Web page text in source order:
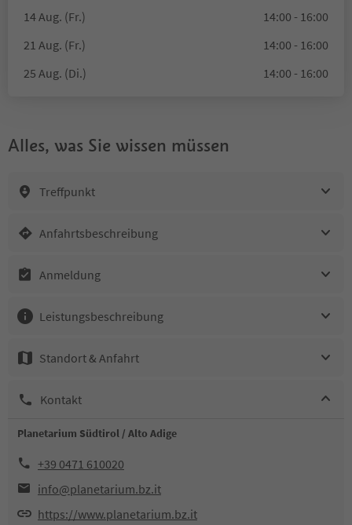
14 Aug. (Fr.)
14:00 - 16:00
21 Aug. (Fr.)
14:00 - 16:00
25 Aug. (Di.)
14:00 - 16:00
Alles, was Sie wissen müssen
Treffpunkt
Anfahrtsbeschreibung
Anmeldung
Leistungsbeschreibung
Standort & Anfahrt
Kontakt
Planetarium Südtirol / Alto Adige
+39 0471 610020
info@planetarium.bz.it
https://www.planetarium.bz.it